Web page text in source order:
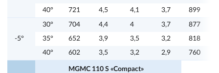
40° 721 4,5 4,1 3,7 899
-5°
30° 704 4,4 4 3,7 877
35° 652 3,9 3,5 3,2 818
40° 602 3,5 3,2 2,9 760
MGMC 110 S «Compact»